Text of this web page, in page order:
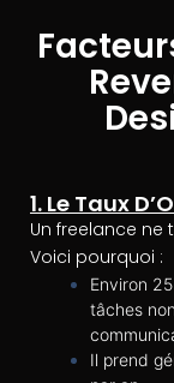
1. Le Taux
Un freelance ne
Voici pourquoi :
Environ
tâches
Il prend